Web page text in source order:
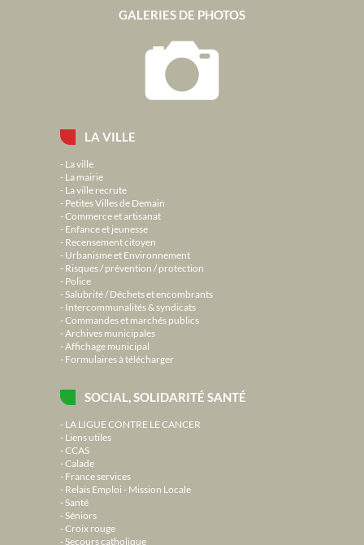
LA VILLE
La ville
La mairie
La ville recrute
Petites Villes de Demain
Commerce et artisanat
Enfance et jeunesse
Recensement citoyen
Urbanisme et Environnement
Risques / prévention / protection
Police
Salubrité / Déchets et encombrants
Intercommunalités & syndicats
Commandes et marchés publics
Archives municipales
Affichage municipal
Formulaires à télécharger
SOCIAL, SOLIDARITÉ SANTÉ
LA LIGUE CONTRE LE CANCER
Liens utiles
CCAS
Calade
France services
Relais Emploi - Mission Locale
Santé
Séniors
Croix rouge
Secours catholique
GALERIES DE PHOTOS